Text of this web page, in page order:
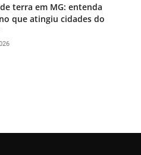
terra em MG: entenda
que atingiu cidades do